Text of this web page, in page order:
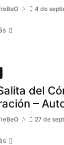
4 de
del
–
27 de